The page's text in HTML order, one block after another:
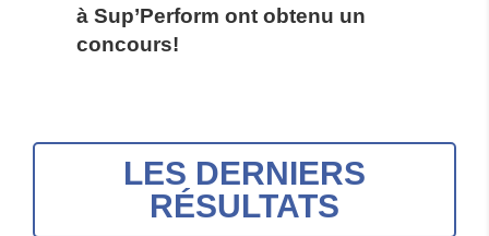
à Sup’Perform ont obtenu un
concours!
LES DERNIERS
RÉSULTATS